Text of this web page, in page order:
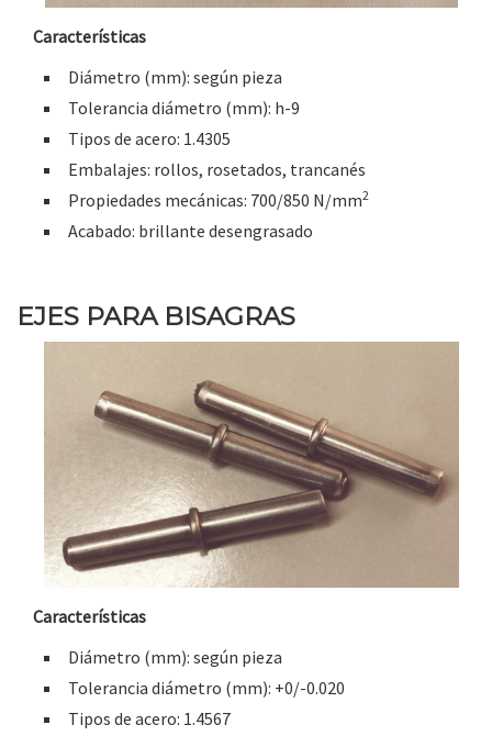
Características
Diámetro (mm): según pieza
Tolerancia diámetro (mm): h-9
Tipos de acero: 1.4305
Embalajes: rollos, rosetados, trancanés
Propiedades mecánicas: 700/850 N/mm2
Acabado: brillante desengrasado
EJES PARA BISAGRAS
Características
Diámetro (mm): según pieza
Tolerancia diámetro (mm): +0/-0.020
Tipos de acero: 1.4567